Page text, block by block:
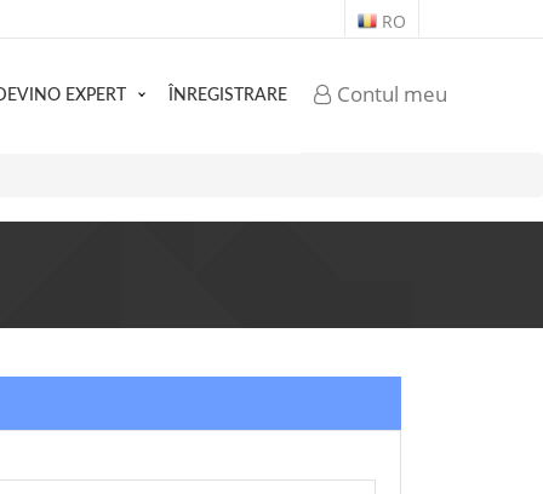
RO
Contul meu
EXPERT ÎNREGISTRARE